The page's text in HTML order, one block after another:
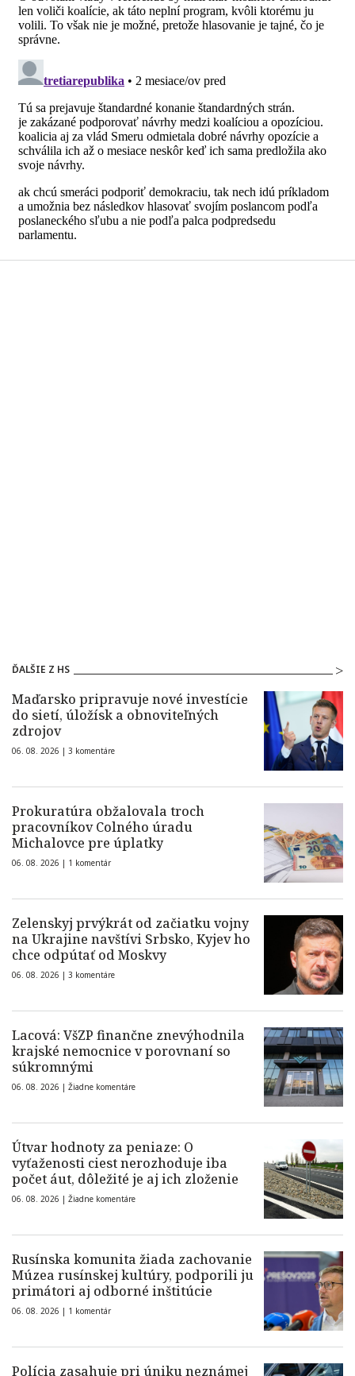
ĎALŠIE Z HS
Maďarsko pripravuje nové investície
do sietí, úložísk a obnoviteľných
zdrojov
06. 08. 2026 | 3 komentáre
Prokuratúra obžalovala troch
pracovníkov Colného úradu
Michalovce pre úplatky
06. 08. 2026 | 1 komentár
Zelenskyj prvýkrát od začiatku vojny
na Ukrajine navštívi Srbsko, Kyjev ho
chce odpútať od Moskvy
06. 08. 2026 | 3 komentáre
Lacová: VšZP finančne znevýhodnila
krajské nemocnice v porovnaní so
súkromnými
06. 08. 2026 | Žiadne komentáre
Útvar hodnoty za peniaze: O
vyťaženosti ciest nerozhoduje iba
počet áut, dôležité je aj ich zloženie
06. 08. 2026 | Žiadne komentáre
Rusínska komunita žiada zachovanie
Múzea rusínskej kultúry, podporili ju
primátori aj odborné inštitúcie
06. 08. 2026 | 1 komentár
Polícia zasahuje pri úniku neznámej